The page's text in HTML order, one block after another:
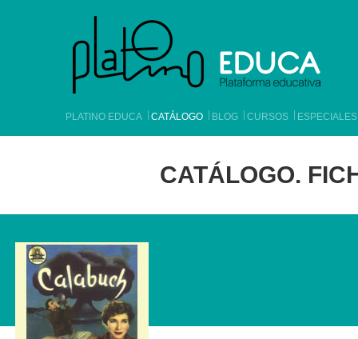
PLATINO EDUCA CATÁLOGO BLOG CURSOS ESPECIALES
CATÁLOGO.